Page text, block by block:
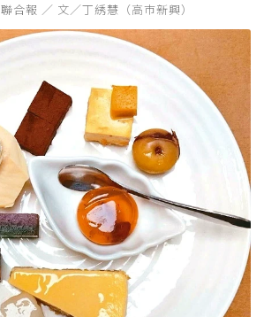
聯合報 ／ 文／丁綉慧（高巿新興）